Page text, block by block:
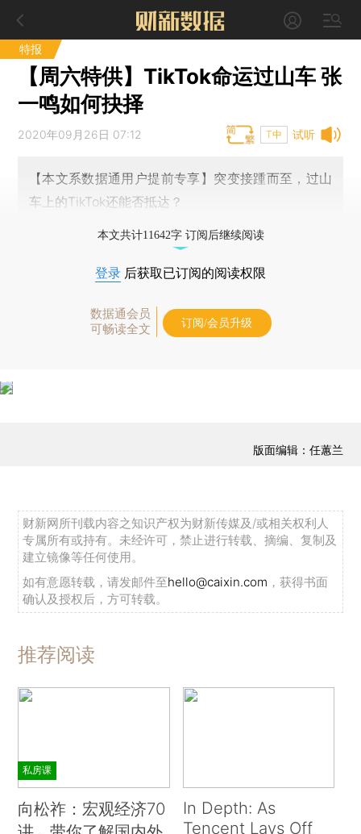
特报
【周六特供】TikTok命运过山车 张
一鸣如何抉择
试听
2020年09月26日 07:12 T中
【本文系数据通用户提前专享】突变接踵而至，过山
车上的TikTok还能否抵达？
本文共计11642字 订阅后继续阅读
登录 后获取已订阅的阅读权限
数据通会员
可畅读全文
订阅/会员升级
版面编辑：任蕙兰
财新网所刊载内容之知识产权为财新传媒及/或相关权利人
专属所有或持有。未经许可，禁止进行转载、摘编、复制及
建立镜像等任何使用。
如有意愿转载，请发邮件至hello@caixin.com ，获得书面
确认及授权后，方可转载。
推荐阅读
私房课
向松祚：宏观经济70
In Depth: As
Tencent Lays Off